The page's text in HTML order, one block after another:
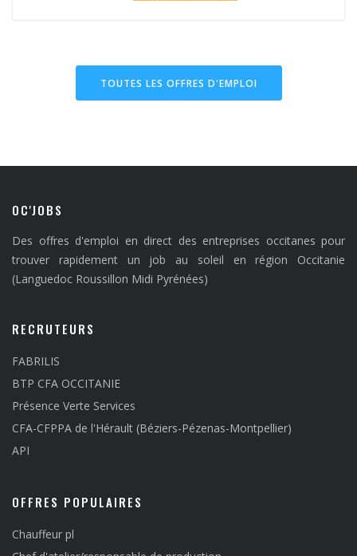
TOUTES LES OFFRES D'EMPLOI
OC'JOBS
Des offres d'emploi en direct des entreprises occitanes pour
trouver rapidement un job au soleil en région Occitanie
(Languedoc Roussillon Midi Pyrénées)
RECRUTEURS
FABRILIS
BTP CFA OCCITANIE
Présence Verte Services
CFA-CFPPA de l'Hérault (Béziers-Pézenas-Montpellier)
API
OFFRES POPULAIRES
Chauffeur pl